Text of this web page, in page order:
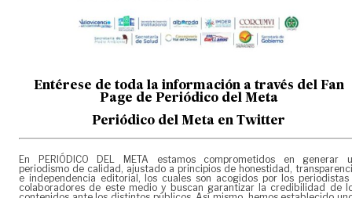
Entérese de toda la información a través del Fan
Page de Periódico del Meta
Periódico del Meta en Twitter
En PERIÓDICO DEL META estamos comprometidos en generar
periodismo de calidad, ajustado a principios de honestidad,
e independencia editorial, los cuales son acogidos por los periodistas
colaboradores de este medio y buscan garantizar la credibilidad de